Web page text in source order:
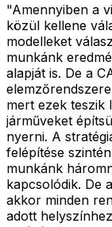
"Amennyiben a
közül kellene
modelleket
munkánk
alapját is. De a
mert ezek teszik
járműveket
nyerni. A
felépítése
munkánk
kapcsolódik. De
akkor minden
adott